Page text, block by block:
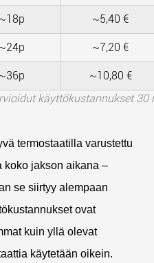
käyttökustannukset
~18p ~5,40 €
~24p ~7,20 €
~36p ~10,80 €
termostaatilla varustettu
koko jakson aikana –
se siirtyy alempaan
ovat
kuin yllä olevat
käytetään oikein.